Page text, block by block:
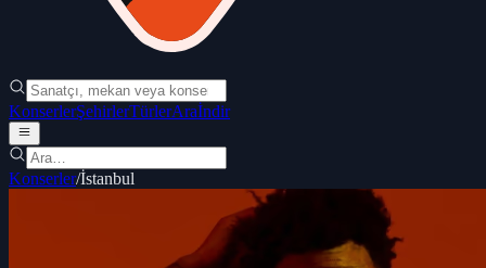
KonserlerŞehirlerTürlerAraİndir
Konserler/İstanbul